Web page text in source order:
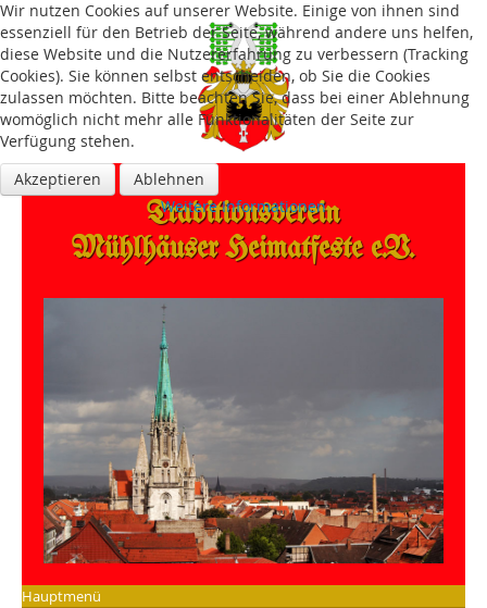
Traditions­verein
Mühlhäuser Heimatfeste e.V.
Hauptmenü
Wir nutzen Cookies auf unserer Website. Einige von ihnen sind
essenziell für den Betrieb der Seite, während andere uns helfen,
diese Website und die Nutzererfahrung zu verbessern (Tracking
Cookies). Sie können selbst entscheiden, ob Sie die Cookies
zulassen möchten. Bitte beachten Sie, dass bei einer Ablehnung
womöglich nicht mehr alle Funktionalitäten der Seite zur
Verfügung stehen.
Akzeptieren
Ablehnen
Weitere Informationen